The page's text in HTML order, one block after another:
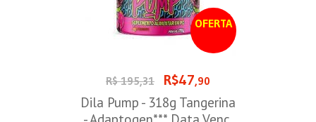
OFERTA
R$ 195,31 R$47,90
Dila Pump - 318g Tangerina